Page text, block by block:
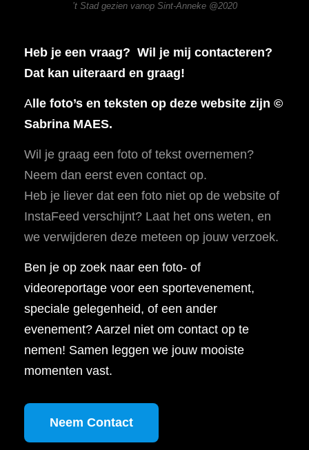
’t Stad gezien vanop Sint-Anneke @2020
Heb je een vraag? Wil je mij contacteren?
Dat kan uiteraard en graag!
A lle foto’s en teksten op deze website zijn ©
Sabrina MAES.
Wil je graag een foto of tekst overnemen?
Neem dan eerst even contact op.
Heb je liever dat een foto niet op de website of
InstaFeed verschijnt? Laat het ons weten, en
we verwijderen deze meteen op jouw verzoek.
Ben je op zoek naar een foto- of
videoreportage voor een sportevenement,
speciale gelegenheid, of een ander
evenement? Aarzel niet om contact op te
nemen! Samen leggen we jouw mooiste
momenten vast.
Neem Contact